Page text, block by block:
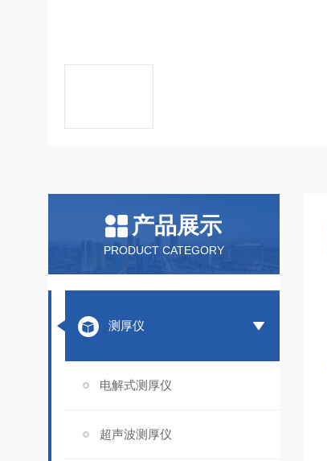
产品展示
PRODUCT CATEGORY
测厚仪
电解式测厚仪
超声波测厚仪